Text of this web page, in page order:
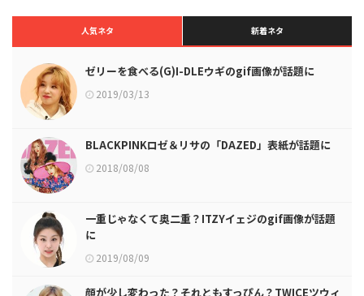
人気ネタ 新着ネタ
ゼリーを食べる(G)I-DLEウギのgif画像が話題に
2019/03/13
BLACKPINKロゼ＆リサの「DAZED」表紙が話題に
2018/08/08
一重じゃなくて奥二重？ITZYイェジのgif画像が話題
に
2019/08/09
顔が少し変わった？それともすっぴん？TWICEツウィ